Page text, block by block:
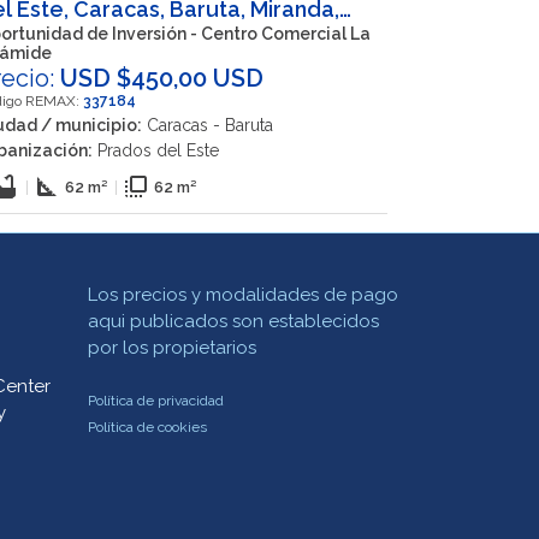
Este, Caracas, Baruta, Miranda,
de Inversión - Centro Comercial La
USD $450,00 USD
REMAX: 337184
/ municipio: Caracas - Baruta
Prados del Este
| square_foot 62 m² | flip_to_front 62 m²
Los precios y modalidades de pago
aqui publicados son establecidos
por los propietarios
Política de privacidad
Política de cookies